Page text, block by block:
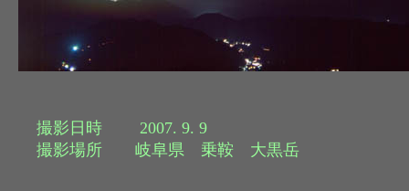
撮影日時 2007. 9. 9
撮影場所 岐阜県 乗鞍 大黒岳